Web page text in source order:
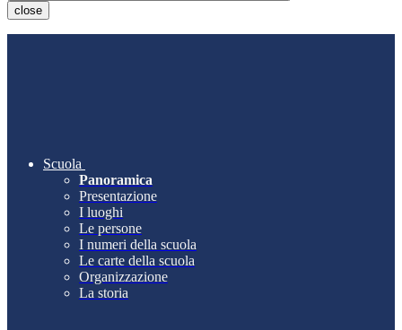
close
Scuola
Panoramica
Presentazione
I luoghi
Le persone
I numeri della scuola
Le carte della scuola
Organizzazione
La storia